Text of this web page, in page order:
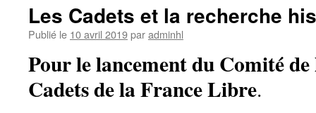
Les Cadets et la recherche
Publié le 10 avril 2019paradminhl
Pour le lancement du Comité
Cadets de la France Libre.